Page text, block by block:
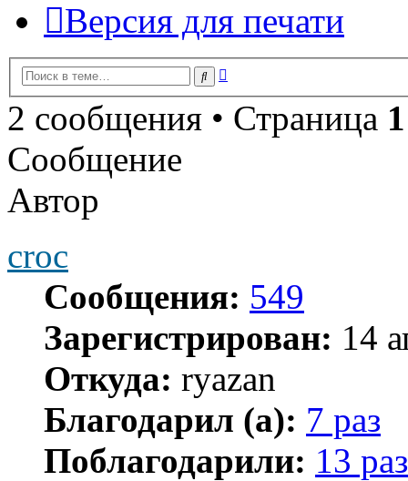
Версия для печати
Поиск
2 сообщения • Страница 1
Сообщение
Автор
croc
Сообщения: 549
Зарегистрирован: 14
Откуда: ryazan
Благодарил (а): 7 раз
Поблагодарили: 13 раз